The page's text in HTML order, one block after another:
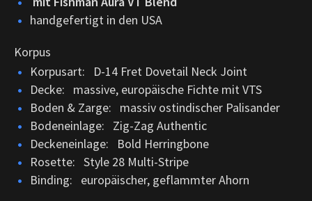
handgefertigt in den USA
Korpus
Korpusart: D-14 Fret Dovetail Neck Joint
Decke: massive, europäische Fichte mit VTS
Boden & Zarge: massiv ostindischer Palisander
Bodeneinlage: Zig-Zag Authentic
Deckeneinlage: Bold Herringbone
Rosette: Style 28 Multi-Stripe
Binding: europäischer, geflammter Ahorn